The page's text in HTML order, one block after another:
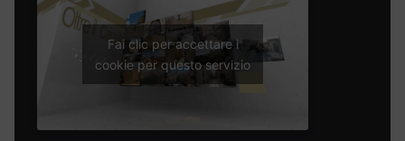
Fai clic per accettare i
cookie per questo servizio